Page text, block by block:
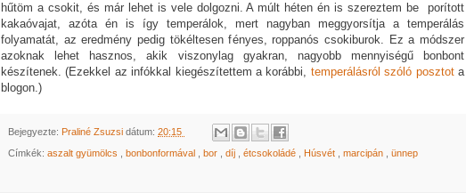
hűtöm a csokit, és már lehet is vele dolgozni. A múlt héten én is szereztem be porított
kakaóvajat, azóta én is így temperálok, mert nagyban meggyorsítja a temperálás
folyamatát, az eredmény pedig tökéltesen fényes, roppanós csokiburok. Ez a módszer
azoknak lehet hasznos, akik viszonylag gyakran, nagyobb mennyiségű bonbont
készítenek. (Ezekkel az infókkal kiegészítettem a korábbi, temperálásról szóló posztota
blogon.)
Bejegyezte: Praliné Zsuzsi dátum: 20:15
Címkék: aszalt gyümölcs bonbonformával bor díj étcsokoládé Húsvét marcipán ünnep